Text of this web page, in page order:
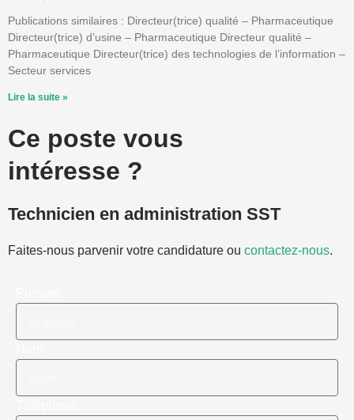
Publications similaires : Directeur(trice) qualité – Pharmaceutique
Directeur(trice) d’usine – Pharmaceutique Directeur qualité –
Pharmaceutique Directeur(trice) des technologies de l’information –
Secteur services
Lire la suite »
Ce poste vous
intéresse ?
Technicien en administration SST
Faites-nous parvenir votre candidature ou contactez-nous.